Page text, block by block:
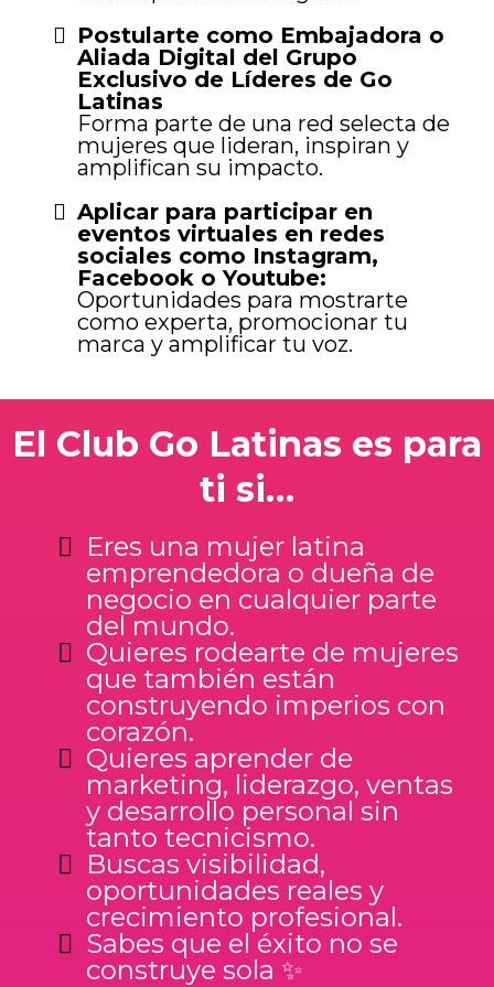
Postularte como Embajadora o
Aliada Digital del Grupo
Exclusivo de Líderes de Go
Latinas
Forma parte de una red selecta de
mujeres que lideran, inspiran y
amplifican su impacto.
Aplicar para participar en
eventos virtuales en redes
sociales como Instagram,
Facebook o Youtube:
Oportunidades para mostrarte
como experta, promocionar tu
marca y amplificar tu voz.
El Club Go Latinas es para
ti si…
Eres una mujer latina
emprendedora o dueña de
negocio en cualquier parte
del mundo.
Quieres rodearte de mujeres
que también están
construyendo imperios con
corazón.
Quieres aprender de
marketing, liderazgo, ventas
y desarrollo personal sin
tanto tecnicismo.
Buscas visibilidad,
oportunidades reales y
crecimiento profesional.
Sabes que el éxito no se
construye sola ✨